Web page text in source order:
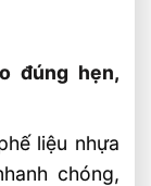
đúng hẹn,
liệu nhựa
chóng,